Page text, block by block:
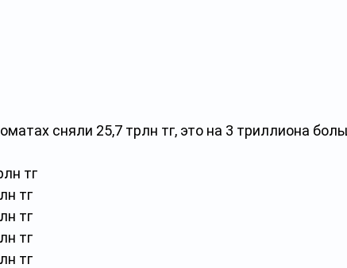
сняли 25,7 трлн тг, это на 3 триллиона
тг
тг
тг
тг
тг